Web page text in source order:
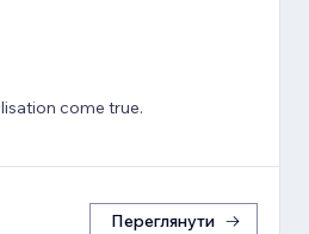
come true.
Переглянути